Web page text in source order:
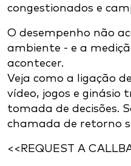
congestionados e
O desempenho não
ambiente - e a
acontecer.
Veja como a ligação
vídeo, jogos e ginásio
tomada de decisões.
chamada de retorno
<<REQUEST A